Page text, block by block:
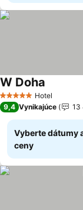
5 Počet hviezdičiek
Hotel
W Doha
9,4 Vynikajúce 13
Vyberte dátumy
ceny